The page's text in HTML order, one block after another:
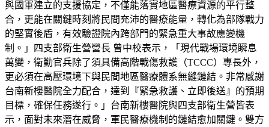
與國軍建立的支援協定，不僅能落實地區醫療資源的平行整
合，更能在關鍵時刻將民間充沛的醫療能量，轉化為部隊戰力
的堅實後盾，有效驗證院內跨部門的緊急重大事故應變機
制。」四支部衛生營營長 曾中校表示，「現代戰場環境瞬息
萬變，衛勤官兵除了須具備高階戰傷救護（TCCC）專長外，
更必須在高壓環境下與民間地區醫療體系無縫鏈結。非常感謝
台南新樓醫院全力配合，達到『緊急救護、立即後送』的預期
目標，確保任務遂行。」台南新樓醫院與四支部衛生營皆表
示，面對未來潛在威脅，軍民醫療機制的鏈結愈加關鍵。雙方